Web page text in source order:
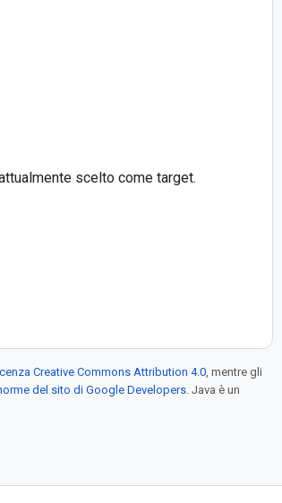
scelto come target.
Creative Commons Attribution 4.0, mentre gli
del sito di Google Developers. Java è un